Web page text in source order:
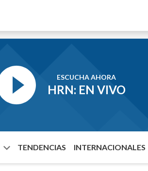
ESCUCHA AHORA
HRN: EN VIVO
TENDENCIAS INTERNACIONALES